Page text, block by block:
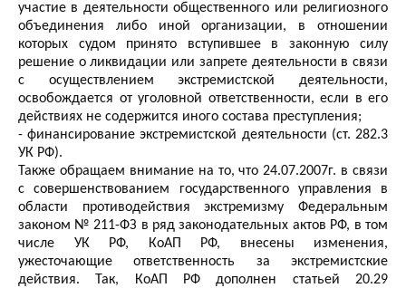
участие в деятельности общественного или религиозного
объединения либо иной организации, в отношении
которых судом принято вступившее в законную силу
решение о ликвидации или запрете деятельности в связи
с осуществлением экстремистской деятельности,
освобождается от уголовной ответственности, если в его
действиях не содержится иного состава преступления;
- финансирование экстремистской деятельности (ст. 282.3
УК РФ).
Также обращаем внимание на то, что 24.07.2007г. в связи
с совершенствованием государственного управления в
области противодействия экстремизму Федеральным
законом № 211-ФЗ в ряд законодательных актов РФ, в том
числе УК РФ, КоАП РФ, внесены изменения,
ужесточающие ответственность за экстремистские
действия. Так, КоАП РФ дополнен статьей 20.29